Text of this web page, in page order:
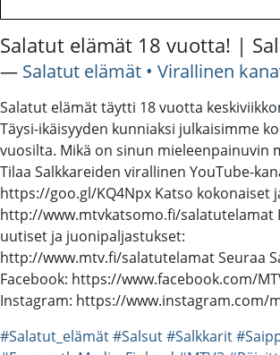
Salatut elämät 18 vuotta! |
― Salatut elämät • Virallinen
Salatut elämät täytti 18 vuotta
Täysi-ikäisyyden kunniaksi julkaisimme
vuosilta. Mikä on sinun mieleenpainuvin
Tilaa Salkkareiden virallinen YouTube-
https://goo.gl/KQ4Npx Katso kokonaiset
http://www.mtvkatsomo.fi/salatutelamat
uutiset ja juonipaljastukset:
http://www.mtv.fi/salatutelamat Seuraa
Facebook: https://www.facebook.com/
Instagram: https://www.instagram.com/
#Salatut_elämät#Salsut#Salkkarit